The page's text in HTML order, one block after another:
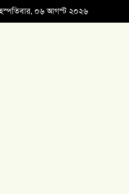
০৬ আগস্ট ২০২৬